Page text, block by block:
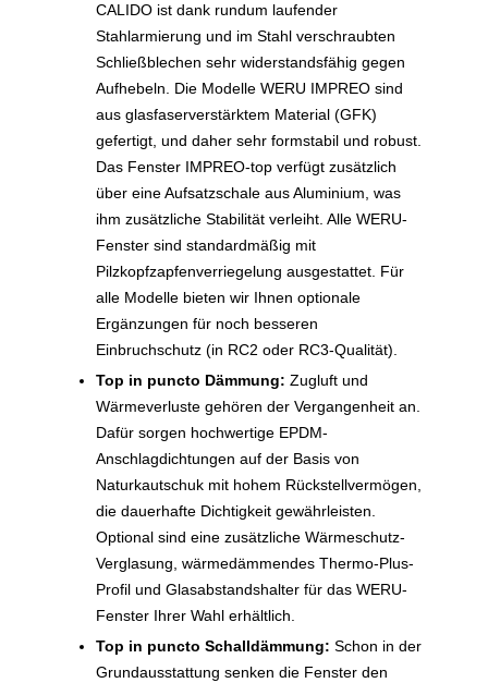
CALIDO ist dank rundum laufender
Stahlarmierung und im Stahl verschraubten
Schließblechen sehr widerstandsfähig gegen
Aufhebeln. Die Modelle WERU IMPREO sind
aus glasfaserverstärktem Material (GFK)
gefertigt, und daher sehr formstabil und robust.
Das Fenster IMPREO-top verfügt zusätzlich
über eine Aufsatzschale aus Aluminium, was
ihm zusätzliche Stabilität verleiht. Alle WERU-
Fenster sind standardmäßig mit
Pilzkopfzapfenverriegelung ausgestattet. Für
alle Modelle bieten wir Ihnen optionale
Ergänzungen für noch besseren
Einbruchschutz (in RC2 oder RC3-Qualität).
Top in puncto Dämmung: Zugluft und
Wärmeverluste gehören der Vergangenheit an.
Dafür sorgen hochwertige EPDM-
Anschlagdichtungen auf der Basis von
Naturkautschuk mit hohem Rückstellvermögen,
die dauerhafte Dichtigkeit gewährleisten.
Optional sind eine zusätzliche Wärmeschutz-
Verglasung, wärmedämmendes Thermo-Plus-
Profil und Glasabstandshalter für das WERU-
Fenster Ihrer Wahl erhältlich.
Top in puncto Schalldämmung: Schon in der
Grundausstattung senken die Fenster den